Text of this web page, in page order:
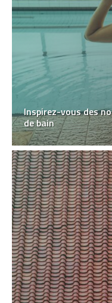
Inspirez-vous des
de bain